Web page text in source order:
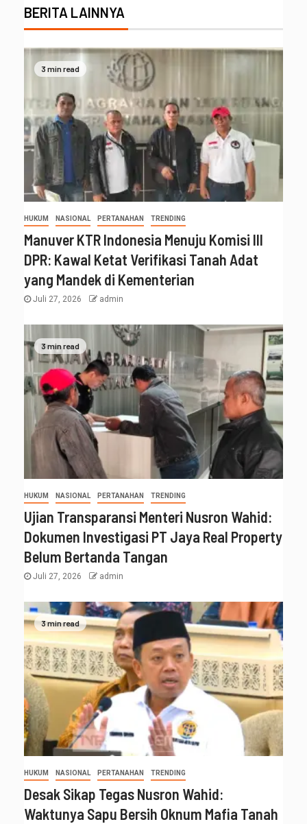
BERITA LAINNYA
3 min read
HUKUM NASIONAL PERTANAHAN TRENDING
Manuver KTR Indonesia Menuju Komisi III
DPR: Kawal Ketat Verifikasi Tanah Adat
yang Mandek di Kementerian
Juli 27, 2026 admin
3 min read
HUKUM NASIONAL PERTANAHAN TRENDING
Ujian Transparansi Menteri Nusron Wahid:
Dokumen Investigasi PT Jaya Real Property
Belum Bertanda Tangan
Juli 27, 2026 admin
3 min read
HUKUM NASIONAL PERTANAHAN TRENDING
Desak Sikap Tegas Nusron Wahid:
Waktunya Sapu Bersih Oknum Mafia Tanah